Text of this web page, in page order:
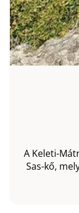
A Keleti-
Sas-kő,